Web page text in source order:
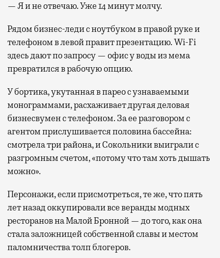
— Я и не отвечаю. Уже 14 минут молчу.
Рядом бизнес-леди с ноутбуком в правой руке и
телефоном в левой правит презентацию. Wi-Fi
здесь дают по запросу — офис у воды из мема
превратился в рабочую опцию.
У бортика, укутанная в парео с узнаваемыми
монограммами, расхаживает другая деловая
бизнесвумен с телефоном. За ее разговором с
агентом прислушивается половина бассейна:
смотрела три района, и Сокольники выиграли с
разгромным счетом, «потому что там хоть дышать
можно».
Персонажи, если присмотреться, те же, что пять
лет назад оккупировали все веранды модных
ресторанов на Малой Бронной — до того, как она
стала заложницей собственной славы и местом
паломничества толп блогеров.